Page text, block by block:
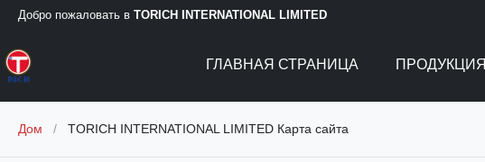
Добро пожаловать в TORICH INTERNATIONAL LIMITED
ГЛАВНАЯ СТРАНИЦА ПРОДУКЦИЯ
Дом / TORICH INTERNATIONAL LIMITED Карта сайта